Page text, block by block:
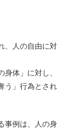
、人の自由に対
体」に対し、
う」行為とされ
事例は、人の身